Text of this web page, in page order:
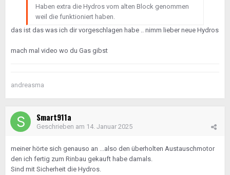
Haben extra die Hydros vom alten Block genommen
weil die funktioniert haben.
das ist das was ich dir vorgeschlagen habe .. nimm lieber neue Hydros
mach mal video wo du Gas gibst
andreasma
Smart911a
Geschrieben am 14. Januar 2025
meiner hörte sich genauso an ...also den überholten Austauschmotor
den ich fertig zum Rinbau gekauft habe damals.
Sind mit Sicherheit die Hydros.